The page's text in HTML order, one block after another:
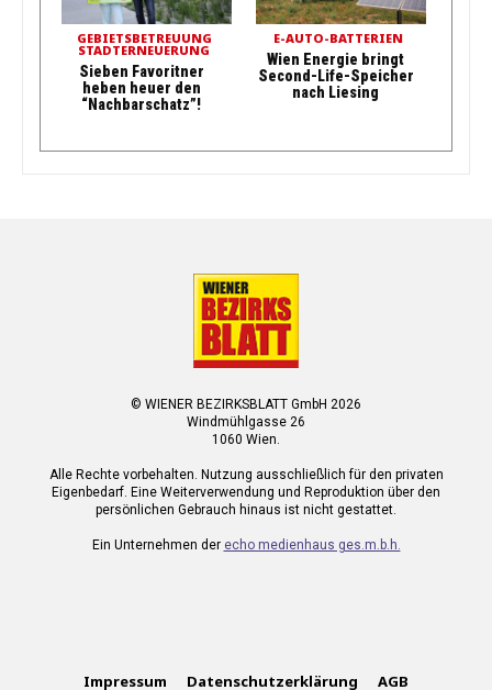
GEBIETSBETREUUNG
STADTERNEUERUNG
Sieben Favoritner
heben heuer den
“Nachbarschatz”!
E-AUTO-BATTERIEN
Wien Energie bringt
Second-Life-Speicher
nach Liesing
© WIENER BEZIRKSBLATT GmbH 2026
Windmühlgasse 26
1060 Wien.
Alle Rechte vorbehalten. Nutzung ausschließlich für den privaten
Eigenbedarf. Eine Weiterverwendung und Reproduktion über den
persönlichen Gebrauch hinaus ist nicht gestattet.
Ein Unternehmen der echo medienhaus ges.m.b.h.
Impressum Datenschutzerklärung AGB